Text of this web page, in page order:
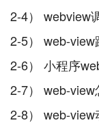
2-4） webview
2-5） web-
2-6） 小程序
2-7） web-
2-8） web-